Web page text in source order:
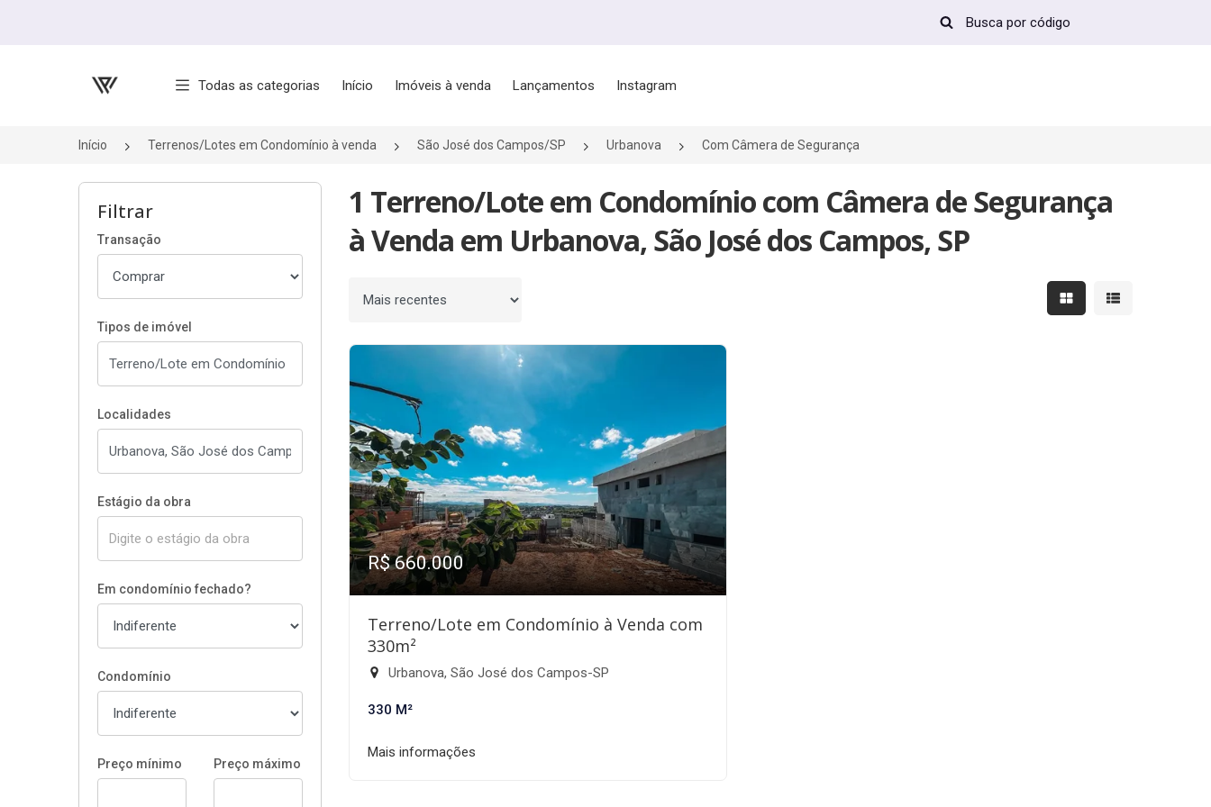
Página inicial
Todas as categorias Início Imóveis à venda Lançamentos Instagram
Início Terrenos/Lotes em Condomínio à venda São José dos Campos/SP Urbanova Com Câmera de Segurança
Filtrar
Transação
Tipos de imóvel
Localidades
Estágio da obra
Em condomínio fechado?
Condomínio
Preço mínimo Preço máximo
1 Terreno/Lote em Condomínio com Câmera de Segurança
à Venda em Urbanova, São José dos Campos, SP
Ordenar por Mostrar resultados em
Mostrar
R$ 660.000
Terreno/Lote em Condomínio à Venda com
330m²
Urbanova, São José dos Campos-SP
330 M²
Mais informações